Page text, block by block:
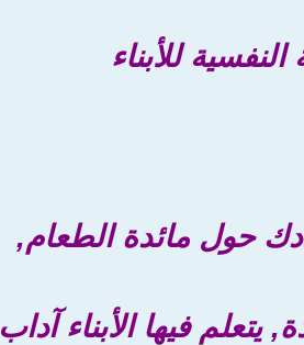
للأبناء
حول مائدة الطعام,
فيها الأبناء آداب